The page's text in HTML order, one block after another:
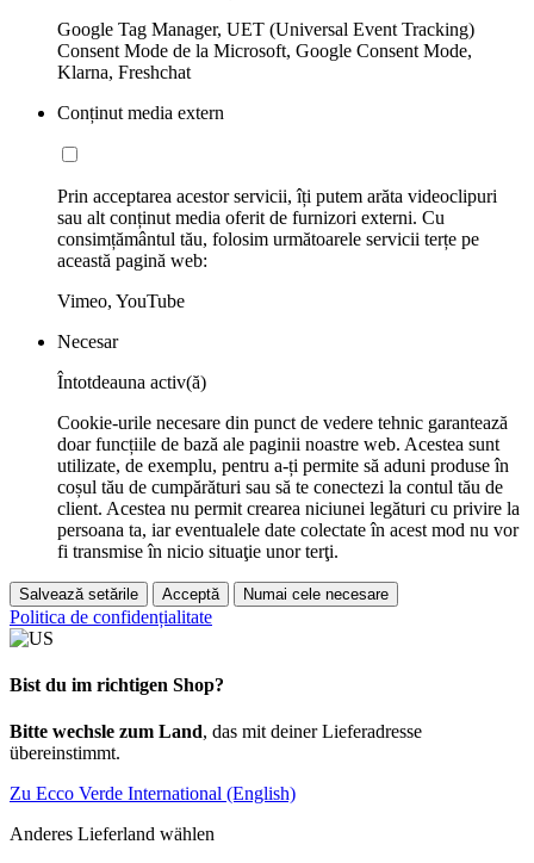
Google Tag Manager, UET (Universal Event Tracking)
Consent Mode de la Microsoft, Google Consent Mode,
Klarna, Freshchat
Conținut media extern
Prin acceptarea acestor servicii, îți putem arăta videoclipuri
sau alt conținut media oferit de furnizori externi. Cu
consimțământul tău, folosim următoarele servicii terțe pe
această pagină web:
Vimeo, YouTube
Necesar
Întotdeauna activ(ă)
Cookie-urile necesare din punct de vedere tehnic garantează
doar funcțiile de bază ale paginii noastre web. Acestea sunt
utilizate, de exemplu, pentru a-ți permite să aduni produse în
coșul tău de cumpărături sau să te conectezi la contul tău de
client. Acestea nu permit crearea niciunei legături cu privire la
persoana ta, iar eventualele date colectate în acest mod nu vor
fi transmise în nicio situaţie unor terţi.
Salvează setările Acceptă Numai cele necesare
Politica de confidențialitate
Bist du im richtigen Shop?
Bitte wechsle zum Land, das mit deiner Lieferadresse
übereinstimmt.
Zu Ecco Verde International (English)
Anderes Lieferland wählen